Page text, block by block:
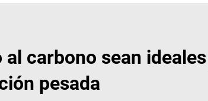
carbono sean
pesada